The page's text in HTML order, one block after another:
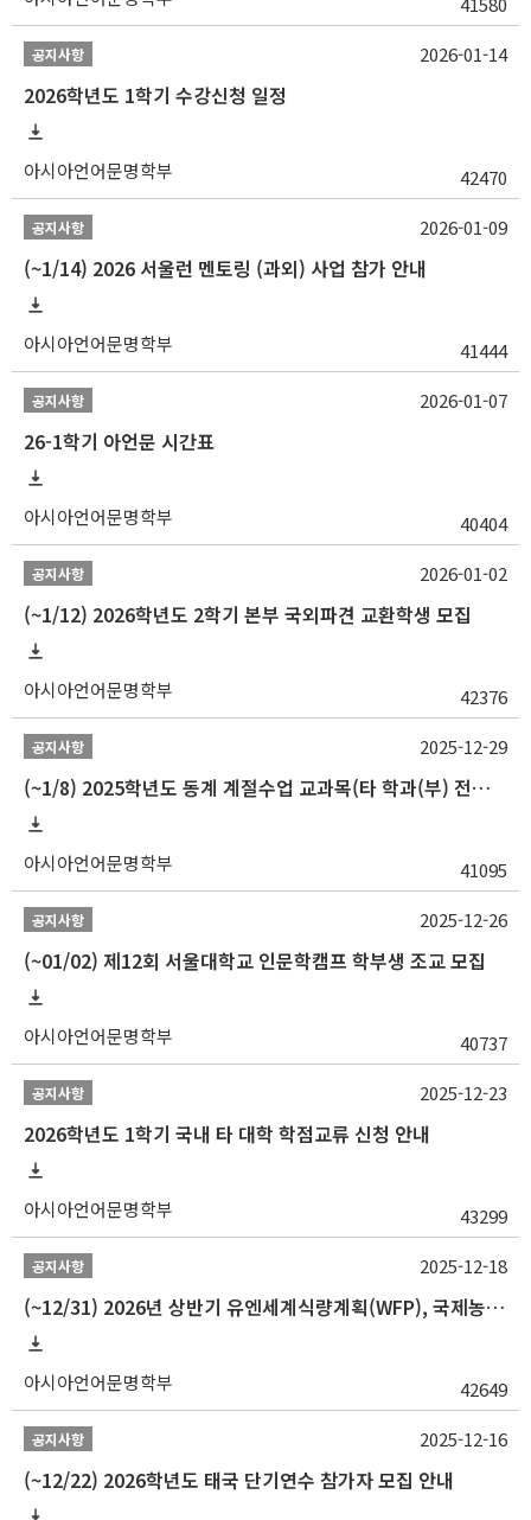
공지사항
2026학년도 1학기 수강신청 일정
아시아언어문명학부 42470
2026-01-14
공지사항
(~1/14) 2026 서울런 멘토링 (과외) 사업 참가 안내
아시아언어문명학부 41444
2026-01-09
공지사항
26-1학기 아언문 시간표
아시아언어문명학부 40404
2026-01-07
공지사항
(~1/12) 2026학년도 2학기 본부 국외파견 교환학생 모집
아시아언어문명학부 42376
2026-01-02
공지사항
(~1/8) 2025학년도 동계 계절수업 교과목(타 학과(부) 전공 및 교양) 성적평가방법 선택제 신청 안내
아시아언어문명학부 41095
2025-12-29
공지사항
(~01/02) 제12회 서울대학교 인문학캠프 학부생 조교 모집
아시아언어문명학부 40737
2025-12-26
공지사항
2026학년도 1학기 국내 타 대학 학점교류 신청 안내
아시아언어문명학부 43299
2025-12-23
공지사항
(~12/31) 2026년 상반기 유엔세계식량계획(WFP), 국제농업개발기금(IFAD) 및 유엔아동기금(UNICEF) 인턴십 프로그램 참가자 모집
아시아언어문명학부 42649
2025-12-18
공지사항
(~12/22) 2026학년도 태국 단기연수 참가자 모집 안내
2025-12-16